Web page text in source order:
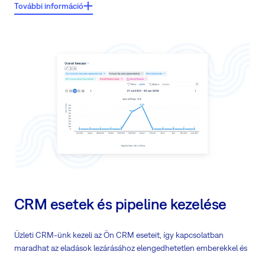
megfelelően kezelhető
A feltételek alapján minden leadet a csapattagjának vagy partnerének
A feltételek előnyt biztosíthatnak a leadeknek
További információ
CRM esetek és pipeline kezelése
Üzleti CRM-ünk kezeli az Ön CRM eseteit, így kapcsolatban
maradhat az eladások lezárásához elengedhetetlen emberekkel és